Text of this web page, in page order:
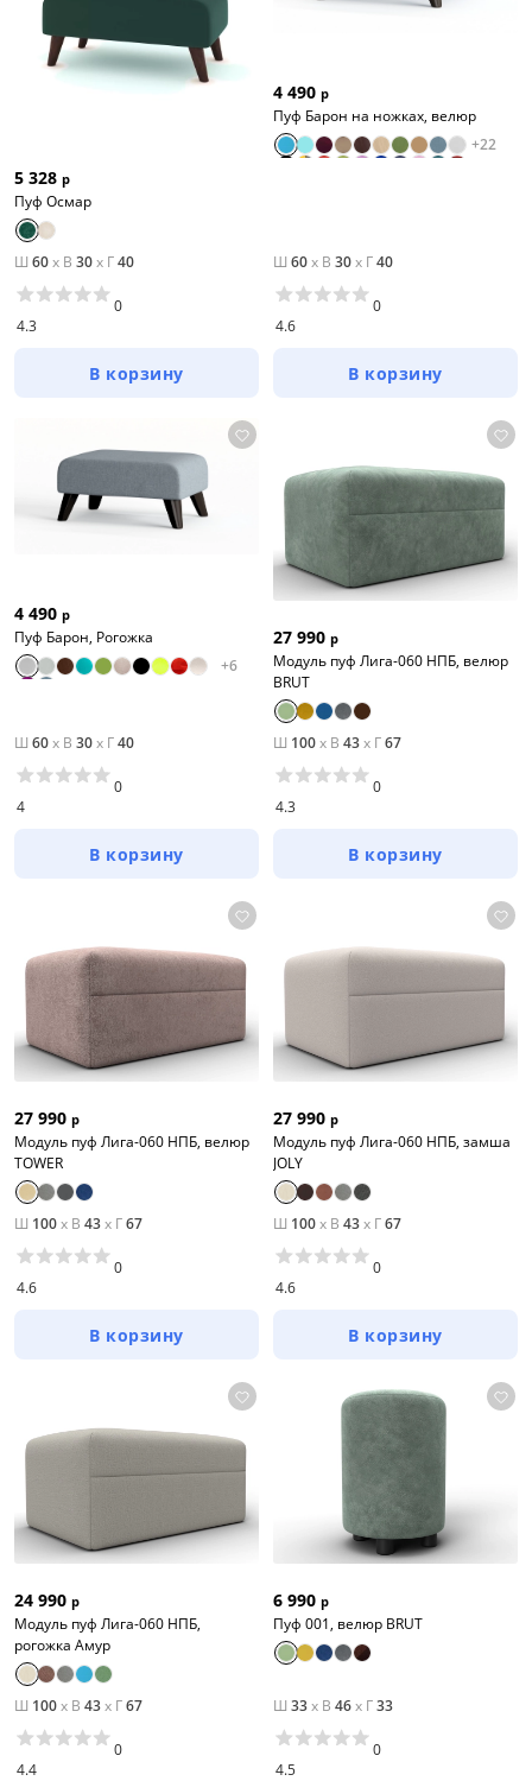
5 328 р
Пуф Осмар
Ш 60x В 30x Г40
4.3
0
В корзину
4 490 р
Пуф Барон на ножках, велюр
+22
Ш 60x В 30x Г40
4.6
0
В корзину
4 490 р
Пуф Барон, Рогожка
+6
Ш 60x В 30x Г40
4
0
В корзину
27 990 р
Модуль пуф Лига-060 НПБ, велюр
BRUT
Ш 100x В 43x Г67
4.3
0
В корзину
27 990 р
Модуль пуф Лига-060 НПБ, велюр
TOWER
Ш 100x В 43x Г67
4.6
0
В корзину
27 990 р
Модуль пуф Лига-060 НПБ, замша
JOLY
Ш 100x В 43x Г67
4.6
0
В корзину
24 990 р
Модуль пуф Лига-060 НПБ,
рогожка Амур
Ш 100x В 43x Г67
4.4
0
6 990 р
Пуф 001, велюр BRUT
Ш 33x В 46x Г33
4.5
0